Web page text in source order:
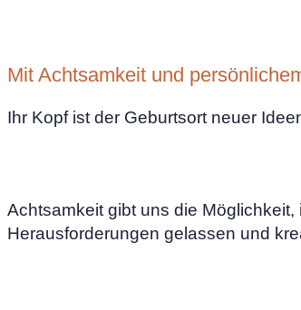
Mit Achtsamkeit und
Ihr Kopf ist der Geburtsort neuer
Achtsamkeit gibt uns die
Herausforderungen gelassen und